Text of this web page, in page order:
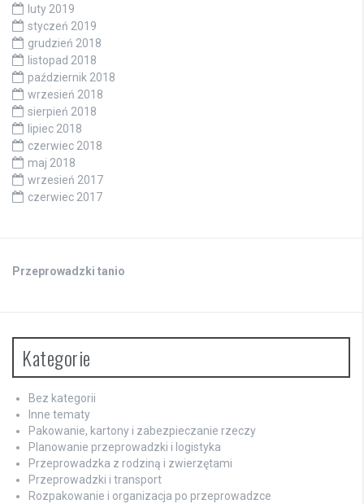
luty 2019
styczeń 2019
grudzień 2018
listopad 2018
październik 2018
wrzesień 2018
sierpień 2018
lipiec 2018
czerwiec 2018
maj 2018
wrzesień 2017
czerwiec 2017
Przeprowadzki tanio
Kategorie
Bez kategorii
Inne tematy
Pakowanie, kartony i zabezpieczanie rzeczy
Planowanie przeprowadzki i logistyka
Przeprowadzka z rodziną i zwierzętami
Przeprowadzki i transport
Rozpakowanie i organizacja po przeprowadzce